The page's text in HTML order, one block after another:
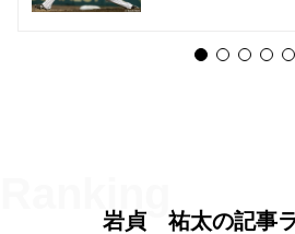
岩貞 祐太の記事